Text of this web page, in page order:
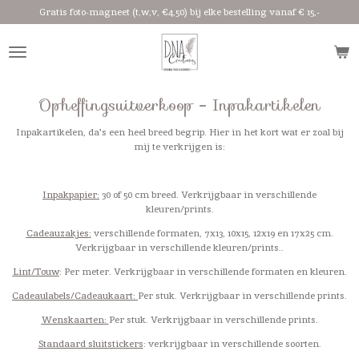
de
Gratis foto-magneet (t,w,v, €4,50) bij elke bestelling vanaf € 15,-
Opheffingsuitverkoop - Inpakartikelen
Inpakartikelen, da's een heel breed begrip. Hier in het kort wat er zoal bij
mij te verkrijgen is:
Inpakpapier: 30 of 50 cm breed. Verkrijgbaar in verschillende
kleuren/prints.
Cadeauzakjes: verschillende formaten, 7x13, 10x15, 12x19 en 17x25 cm.
Verkrijgbaar in verschillende kleuren/prints..
Lint/Touw: Per meter. Verkrijgbaar in verschillende formaten en kleuren.
Cadeaulabels/Cadeaukaart: Per stuk. Verkrijgbaar in verschillende prints.
Wenskaarten: Per stuk. Verkrijgbaar in verschillende prints.
Standaard sluitstickers: verkrijgbaar in verschillende soorten.